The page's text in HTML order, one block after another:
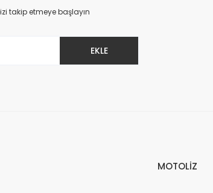
takip etmeye başlayın
EKLE
MOTOLİZ